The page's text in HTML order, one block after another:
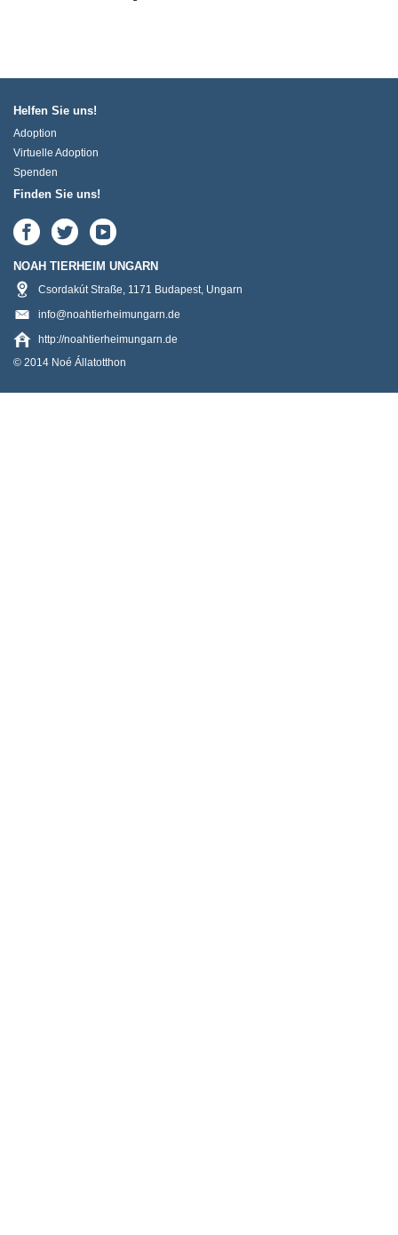
Helfen Sie uns!
Adoption
Virtuelle Adoption
Spenden
Finden Sie uns!
NOAH TIERHEIM UNGARN
Csordakút Straße, 1171 Budapest, Ungarn
info@noahtierheimungarn.de
http://noahtierheimungarn.de
© 2014 Noé Állatotthon